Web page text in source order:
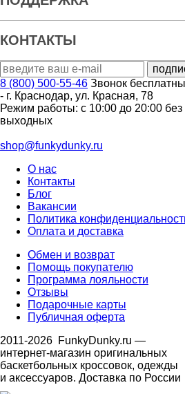
КОНТАКТЫ
8 (800) 500-55-46 Звонок
- г. Краснодар, ул. Красная, 78
Режим работы: с 10:00 до 20:00
выходных
shop@funkydunky.ru
О нас
Контакты
Блог
Вакансии
Политика
Оплата и доставка
Обмен и возврат
Помощь покупателю
Программа лояльности
Отзывы
Подарочные карты
Публичная оферта
2011-2026 FunkyDunky.ru —
интернет-магазин оригинальных
баскетбольных кроссовок, одежды
и аксессуаров. Доставка по России